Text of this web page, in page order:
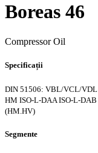
Boreas 46
Compressor Oil
Specificații
DIN 51506: VBL/VCL/VDL
HM ISO-L-DAAISO-L-DAB
(HM.HV)
Segmente